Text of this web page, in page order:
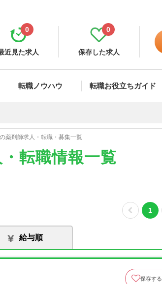
近見た求人
0
保存した求人
0
転職ノウハウ 転職お役立ちガイド
薬剤師求人・転職・募集一覧
転職情報一覧
1
給与順
保存する